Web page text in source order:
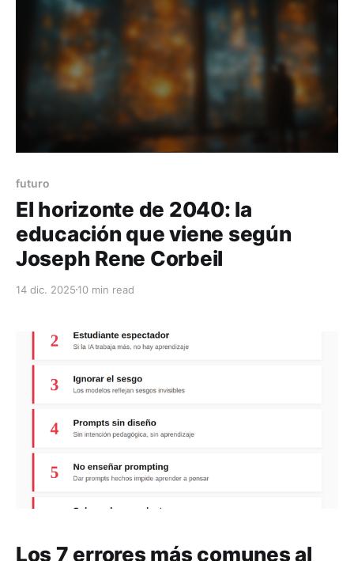
futuro
El horizonte de 2040: la
educación que viene según
Joseph Rene Corbeil
14 dic. 2025 10 min read
Los 7 errores más comunes al